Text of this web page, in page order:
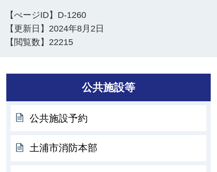
【ぺージID】 D-1260
【更新日】 2024年8月2日
【閲覧数】 22215
公共施設等
公共施設予約
土浦市消防本部